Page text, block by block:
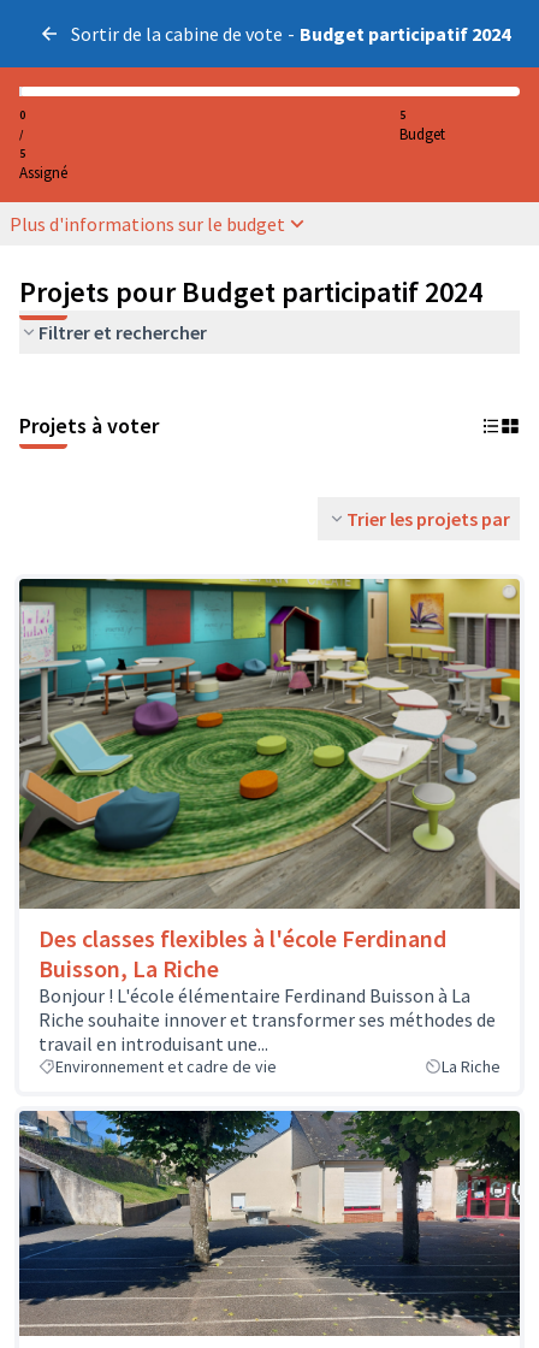
Sortir de la cabine de vote - Budget participatif 2024
0
/
5
Assigné
5
Budget
Plus d'informations sur le budget
Projets pour Budget participatif 2024
Filtrer et rechercher
Projets à voter
Trier les projets par
Des classes flexibles à l'école Ferdinand
Buisson, La Riche
Bonjour ! L'école élémentaire Ferdinand Buisson à La
Riche souhaite innover et transformer ses méthodes de
travail en introduisant une...
Environnement et cadre de vie La Riche